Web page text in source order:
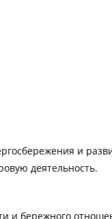
и
деятельность.
и бережного